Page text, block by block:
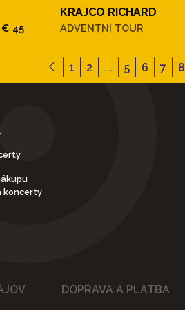
€ 45
KRAJCO RICHARD
ADVENTNI TOUR
1 2 ... 5 6 7 8
koncerty
DOPRAVA A PLATBA